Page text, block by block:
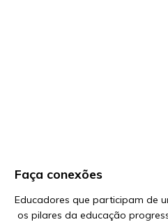
Faça conexões
Educadores que participam de
os pilares da educação